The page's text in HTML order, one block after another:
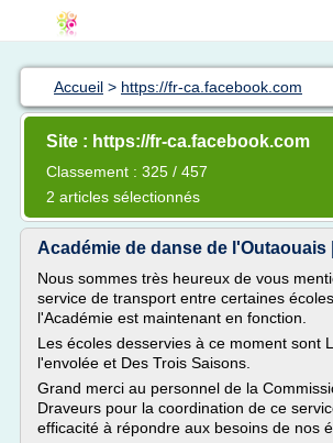
Accueil > https://fr-ca.facebook.com
Site : https://fr-ca.facebook.com
Classement : 325 / 457
2 articles sélectionnés
Académie de danse de l'Outaouais
Nous sommes très heureux de vous
service de transport entre certaines
l'Académie est maintenant en fonction.
Les écoles desservies à ce moment sont
l'envolée et Des Trois Saisons.
Grand merci au personnel de la
Draveurs pour la coordination de ce
efficacité à répondre aux besoins de nos